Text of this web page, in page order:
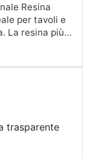
Resina
per tavoli e
La resina più
fino a 5 cm.
di tavoli in
in